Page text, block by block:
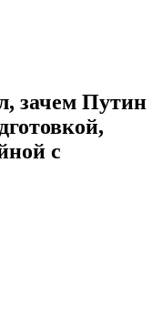
зачем Путин
с